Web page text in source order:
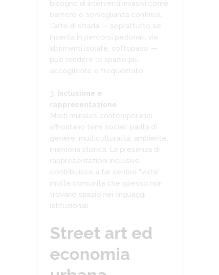
bisogno di interventi invasivi come
barriere o sorveglianza continua.
L’arte di strada — soprattutto se
inserita in percorsi pedonali, vie
altrimenti isolate, sottopassi —
può rendere lo spazio più
accogliente e frequentato.
Inclusione e
rappresentazione
Molti murales contemporanei
affrontano temi sociali: parità di
genere, multiculturalità, ambiente,
memoria storica. La presenza di
rappresentazioni inclusive
contribuisce a far sentire “viste”
molte comunità che spesso non
trovano spazio nei linguaggi
istituzionali.
Street art ed
economia